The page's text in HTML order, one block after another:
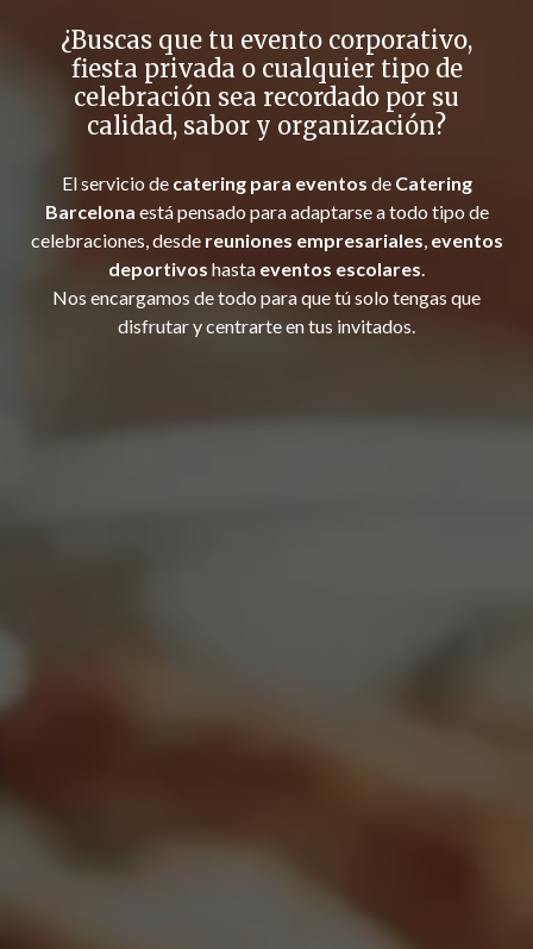
¿Buscas que tu evento corporativo,
fiesta privada o cualquier tipo de
celebración sea recordado por su
calidad, sabor y organización?
El servicio de catering para eventos de Catering
Barcelona está pensado para adaptarse a todo tipo de
celebraciones, desde reuniones empresariales eventos
deportivos hasta eventos escolares
Nos encargamos de todo para que tú solo tengas que
disfrutar y centrarte en tus invitados.